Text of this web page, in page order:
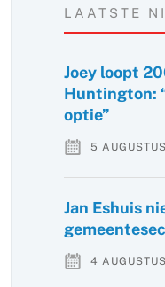
LAATSTE
Joey loopt
Huntington:
optie”
5
Jan Eshuis
4